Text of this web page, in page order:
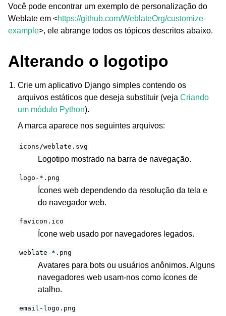
Você pode encontrar um exemplo de personalização do
Weblate em <https://github.com/WeblateOrg/customize-
example>, ele abrange todos os tópicos descritos abaixo.
Alterando o logotipo
Crie um aplicativo Django simples contendo os
arquivos estáticos que deseja substituir (vejaCriando
um módulo Python).
A marca aparece nos seguintes arquivos:
icons/weblate.svg
Logotipo mostrado na barra de navegação.
logo-*.png
Ícones web dependendo da resolução da tela e
do navegador web.
favicon.ico
Ícone web usado por navegadores legados.
weblate-*.png
Avatares para bots ou usuários anônimos. Alguns
navegadores web usam-nos como ícones de
atalho.
email-logo.png